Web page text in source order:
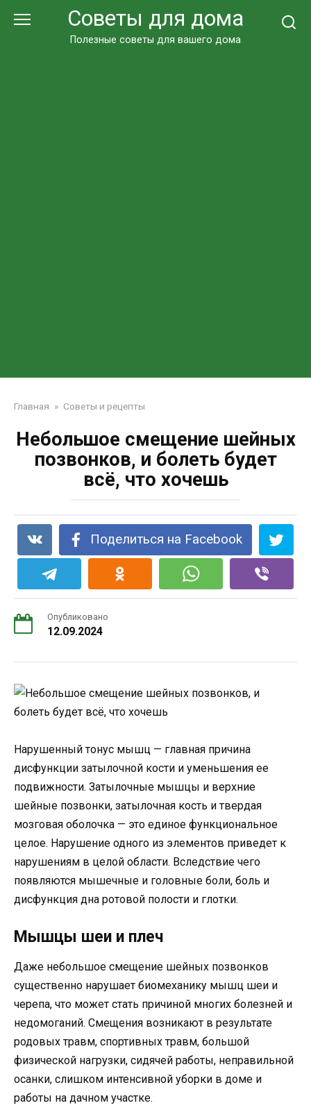
Советы для дома
Полезные советы для вашего дома
Главная » Советы и рецепты
Небольшое смещение шейных
позвонков, и болеть будет
всё, что хочешь
Поделиться на Facebook
Опубликовано
12.09.2024
Нарушенный тонус мышц — главная причина
дисфункции затылочной кости и уменьшения ее
подвижности. Затылочные мышцы и верхние
шейные позвонки, затылочная кость и твердая
мозговая оболочка — это единое функциональное
целое. Нарушение одного из элементов приведет к
нарушениям в целой области. Вследствие чего
появляются мышечные и головные боли, боль и
дисфункция дна ротовой полости и глотки.
Мышцы шеи и плеч
Даже небольшое смещение шейных позвонков
существенно нарушает биомеханику мышц шеи и
черепа, что может стать причиной многих болезней и
недомоганий. Смещения возникают в результате
родовых травм, спортивных травм, большой
физической нагрузки, сидячей работы, неправильной
осанки, слишком интенсивной уборки в доме и
работы на дачном участке.